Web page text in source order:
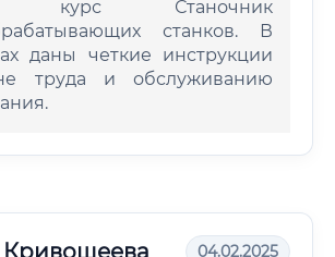
курс Станочник
станков. В
даны четкие инструкции
труда и обслуживанию
04.02.2025